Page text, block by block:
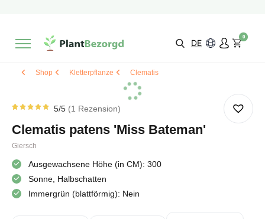
Wähle selbst
DE
0
Shop Kletterpflanze Clematis
von 5
basierend
Kundenbewertung
5/5 1 Rezension
Clematis patens 'Miss Bateman'
Giersch
Ausgewachsene Höhe (in CM): 300
Sonne, Halbschatten
Immergrün (blattförmig): Nein